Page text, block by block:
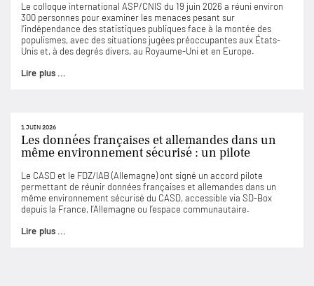
Le colloque international ASP/CNIS du 19 juin 2026 a réuni environ
300 personnes pour examiner les menaces pesant sur
l’indépendance des statistiques publiques face à la montée des
populismes, avec des situations jugées préoccupantes aux États-
Unis et, à des degrés divers, au Royaume-Uni et en Europe.
Lire plus ...
1 JUIN 2026
Les données françaises et allemandes dans un
même environnement sécurisé : un pilote
Le CASD et le FDZ/IAB (Allemagne) ont signé un accord pilote
permettant de réunir données françaises et allemandes dans un
même environnement sécurisé du CASD, accessible via SD-Box
depuis la France, l’Allemagne ou l’espace communautaire.
Lire plus ...